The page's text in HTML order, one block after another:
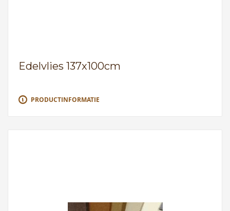
Edelvlies 137x100cm
PRODUCTINFORMATIE